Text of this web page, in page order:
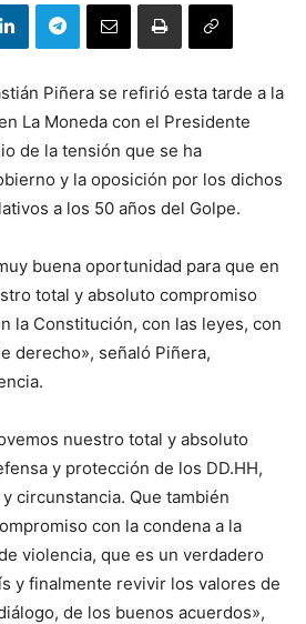
Piñera se refirió esta tarde a la
La Moneda con el Presidente
de la tensión que se ha
y la oposición por los dichos
a los 50 años del Golpe.
buena oportunidad para que en
total y absoluto compromiso
la Constitución, con las leyes, con
derecho», señaló Piñera,
nuestro total y absoluto
y protección de los DD.HH,
circunstancia. Que también
con la condena a la
violencia, que es un verdadero
y finalmente revivir los valores de
de los buenos acuerdos»,